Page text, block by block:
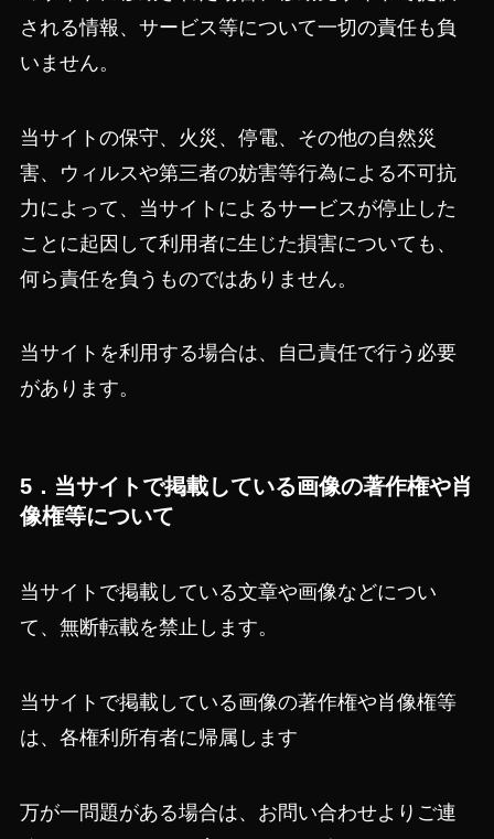
される情報、サービス等について一切の責任も負
いません。
当サイトの保守、火災、停電、その他の自然災
害、ウィルスや第三者の妨害等行為による不可抗
力によって、当サイトによるサービスが停止した
ことに起因して利用者に生じた損害についても、
何ら責任を負うものではありません。
当サイトを利用する場合は、自己責任で行う必要
があります。
5．当サイトで掲載している画像の著作権や肖
像権等について
当サイトで掲載している文章や画像などについ
て、無断転載を禁止します。
当サイトで掲載している画像の著作権や肖像権等
は、各権利所有者に帰属します
万が一問題がある場合は、お問い合わせよりご連